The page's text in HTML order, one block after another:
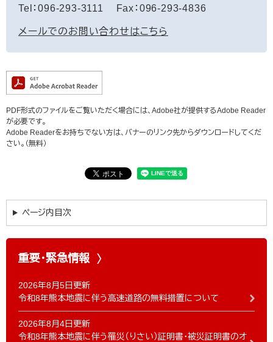
Tel：096-293-3111
Fax：096-293-4836
メールでのお問い合わせはこちら
PDF形式のファイルをご覧いただく場合には、Adobe社が提供するAdobe Reader
が必要です。
Adobe Readerをお持ちでない方は、バナーのリンク先からダウンロードしてくだ
さい。（無料）
ページ内目次
重要・緊急情報
2026年8月5日更新
令和8年熊本地震に伴う高速道路の無料措置について
2026年8月4日更新
令和8年熊本地震に伴う罹災（りさい）証明書・被災証明書のオ